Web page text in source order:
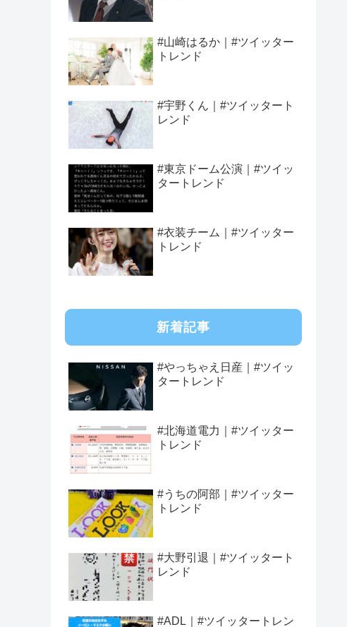
#山崎はるか｜#ツイッター
トレンド
#宇野くん｜#ツイッタート
レンド
#東京ドーム公演｜#ツイッ
タートレンド
#衣装チーム｜#ツイッター
トレンド
新着記事
#やっちゃえ日産｜#ツイッ
タートレンド
#北海道電力｜#ツイッター
トレンド
#うちの阿部｜#ツイッター
トレンド
#大野引退｜#ツイッタート
レンド
#ADL｜#ツイッタートレン